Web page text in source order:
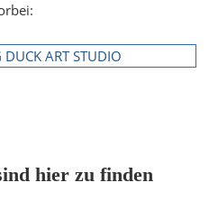
DUCK ART STUDIO
hier zu finden